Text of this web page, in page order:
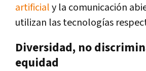
artificialy la comunicación
utilizan las tecnologías
Diversidad, no
equidad